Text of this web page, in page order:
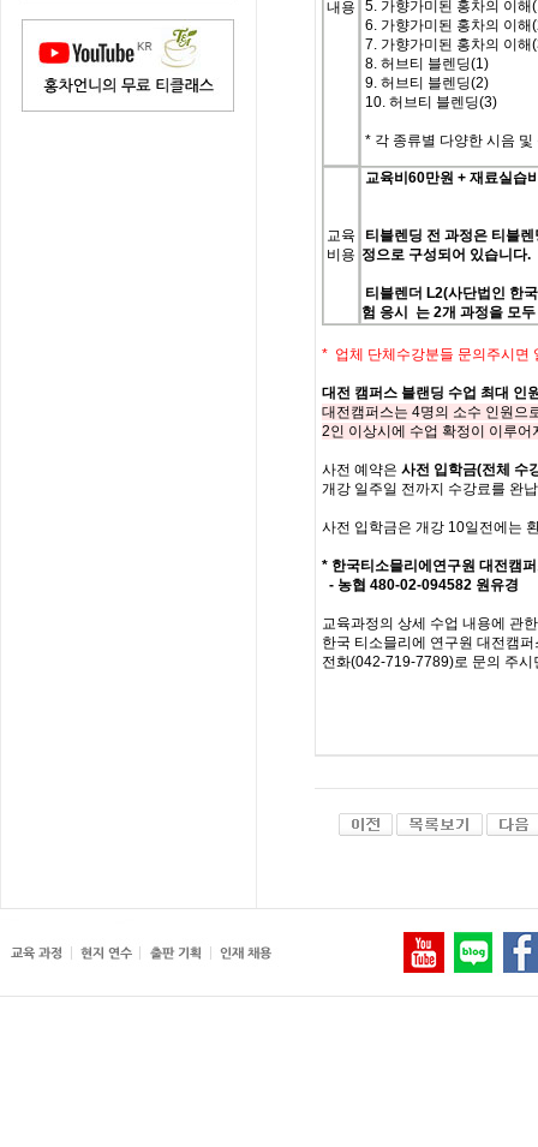
내용
5. 가향가미된 홍차의 이해
6. 가향가미된 홍차의 이해
7. 가향가미된 홍차의 이해
8. 허브티 블렌딩(1)
9. 허브티 블렌딩(2)
10. 허브티 블렌딩(3)
* 각 종류별 다양한 시음
교육
비용
교육비60만원 + 재료실습
티블렌딩 전 과정은 티블렌
정으로 구성되어 있습니다.
티블렌더 L2(사단법인 한
험 응시 는 2개 과정을 모두
* 업체 단체수강분들 문의주시면
대전 캠퍼스 블랜딩 수업 최대 인
대전캠퍼스는 4명의 소수 인원으
2인 이상시에 수업 확정이 이루
사전 예약은 사전 입학금(전체 수
개강 일주일 전까지 수강료를 완
사전 입학금은 개강 10일전에는
* 한국티소믈리에연구원 대전캠
- 농협 480-02-094582 원유경
교육과정의 상세 수업 내용에 관한
한국 티소믈리에 연구원 대전캠퍼
전화(042-719-7789)로 문의 주시